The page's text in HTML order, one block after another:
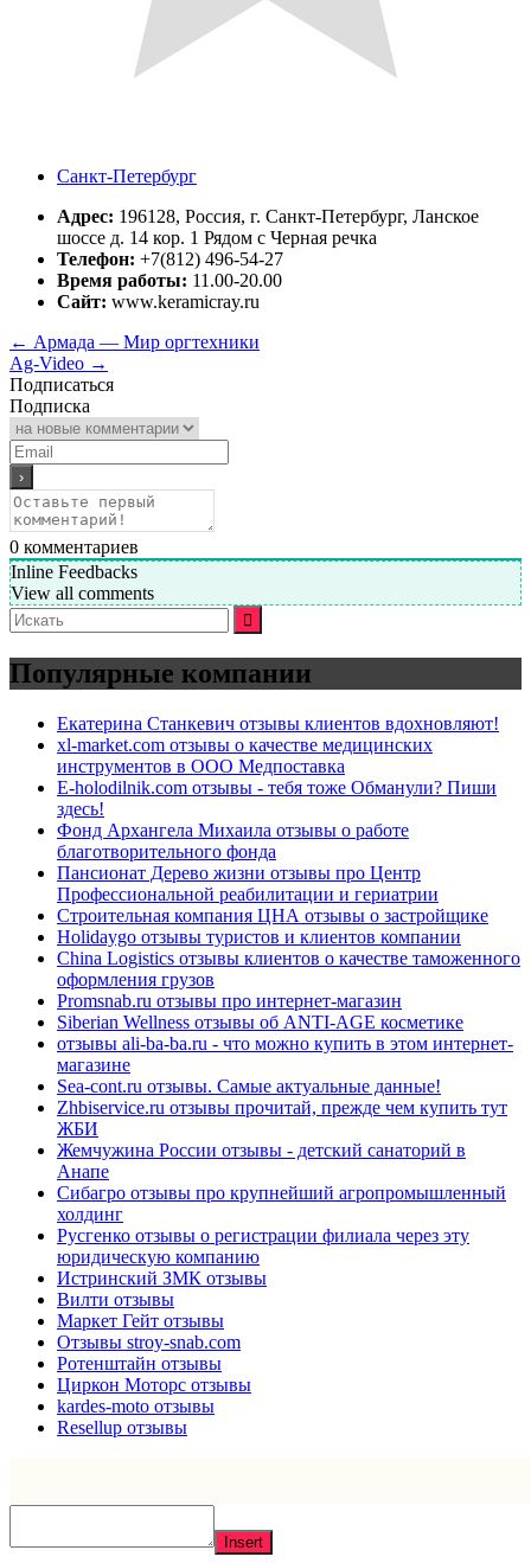
Санкт-Петербург
Адрес: 196128, Россия, г. Санкт-Петербург, Ланское
шоссе д. 14 кор. 1 Рядом с Черная речка
Телефон: +7(812) 496-54-27
Время работы: 11.00-20.00
Сайт: www.keramicray.ru
← Армада — Мир оргтехники
Ag-Video →
Подписаться
Подписка
0 комментариев
Inline Feedbacks
View all comments
Искать:
Популярные компании
Екатерина Станкевич отзывы клиентов вдохновляют!
xl-market.com отзывы о качестве медицинских
инструментов в ООО Медпоставка
E-holodilnik.com отзывы - тебя тоже Обманули? Пиши
здесь!
Фонд Архангела Михаила отзывы о работе
благотворительного фонда
Пансионат Дерево жизни отзывы про Центр
Профессиональной реабилитации и гериатрии
Строительная компания ЦНА отзывы о застройщике
Holidaygo отзывы туристов и клиентов компании
China Logistics отзывы клиентов о качестве таможенного
оформления грузов
Promsnab.ru отзывы про интернет-магазин
Siberian Wellness отзывы об ANTI-AGE косметике
отзывы ali-ba-ba.ru - что можно купить в этом интернет-
магазине
Sea-cont.ru отзывы. Самые актуальные данные!
Zhbiservice.ru отзывы прочитай, прежде чем купить тут
ЖБИ
Жемчужина России отзывы - детский санаторий в
Анапе
Сибагро отзывы про крупнейший агропромышленный
холдинг
Русгенко отзывы о регистрации филиала через эту
юридическую компанию
Истринский ЗМК отзывы
Вилти отзывы
Маркет Гейт отзывы
Отзывы stroy-snab.com
Ротенштайн отзывы
Циркон Моторс отзывы
kardes-moto отзывы
Resellup отзывы
Insert